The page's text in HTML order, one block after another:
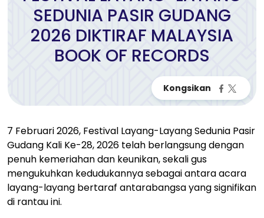
SEDUNIA PASIR GUDANG
2026 DIKTIRAF MALAYSIA
BOOK OF RECORDS
7 Februari 2026, Festival Layang-Layang Sedunia Pasir
Gudang Kali Ke-28, 2026 telah berlangsung dengan
penuh kemeriahan dan keunikan, sekali gus
mengukuhkan kedudukannya sebagai antara acara
layang-layang bertaraf antarabangsa yang signifikan
di rantau ini.